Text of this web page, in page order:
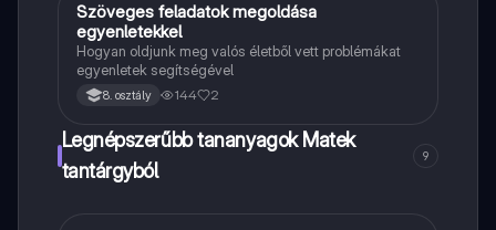
Matek
Szöveges feladatok megoldása
egyenletekkel
Hogyan oldjunk meg valós életből vett problémákat
egyenletek segítségével
8. osztály 144 2
Legnépszerűbb tananyagok Matek
tantárgyból
9